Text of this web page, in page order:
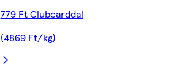
779 Ft Clubcarddal
(4869 Ft/kg)